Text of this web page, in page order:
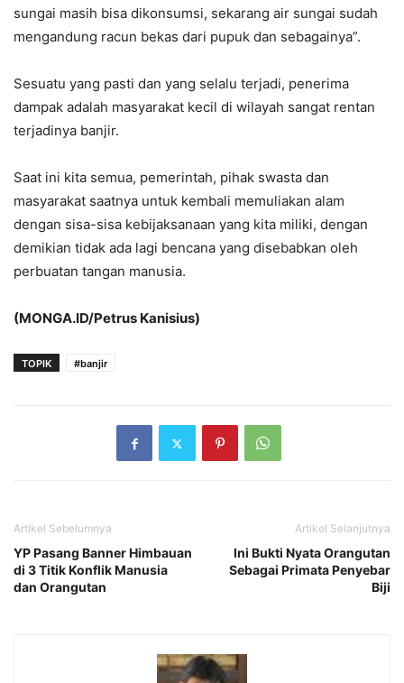
sungai masih bisa dikonsumsi, sekarang air sungai sudah
mengandung racun bekas dari pupuk dan sebagainya”.
Sesuatu yang pasti dan yang selalu terjadi, penerima
dampak adalah masyarakat kecil di wilayah sangat rentan
terjadinya banjir.
Saat ini kita semua, pemerintah, pihak swasta dan
masyarakat saatnya untuk kembali memuliakan alam
dengan sisa-sisa kebijaksanaan yang kita miliki, dengan
demikian tidak ada lagi bencana yang disebabkan oleh
perbuatan tangan manusia.
(MONGA.ID/Petrus Kanisius)
TOPIK #banjir
Artikel Sebelumnya
YP Pasang Banner Himbauan
di 3 Titik Konflik Manusia
dan Orangutan
Artikel Selanjutnya
Ini Bukti Nyata Orangutan
Sebagai Primata Penyebar
Biji